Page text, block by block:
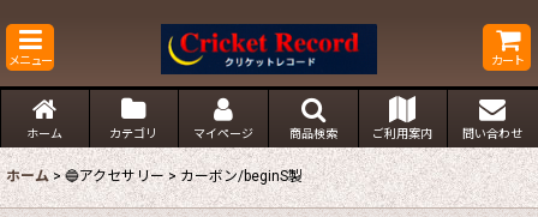
メニュー カート
ホーム カテゴリ マイページ 商品検索 ご利用案内 問い合わせ
ホーム > 🔵アクセサリー > カーボン/beginS製